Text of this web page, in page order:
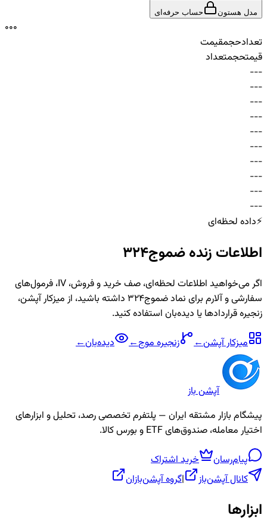
مدل هستون حساب حرفه‌ای
000
تعدادحجمقیمت
قیمتحجمتعداد
-
-
-
-
-
-
-
-
-
-
-
-
-
-
-
-
-
-
-
-
-
-
-
-
-
-
-
-
-
-
⚡داده لحظه‌ای
اطلاعات زندهضموج324
اگر می‌خواهید اطلاعات لحظه‌ای، صف خرید و فروش، IV، فرمول‌های
سفارشی و آلارم برای نمادضموج324
داشته باشید، از میزکار آپشن،
زنجیره قراردادها یا دیده‌بان استفاده کنید.
میزکار آپشن← زنجیرهموج← دیده‌بان←
آپشن باز
پیشگام بازار مشتقه ایران — پلتفرم تخصصی رصد، تحلیل و ابزارهای
اختیار معامله، صندوق‌های ETF و بورس کالا.
پیام‌رسان
خرید اشتراک
کانال آپشن‌باز
|گروه آپشن‌بازان
ابزارها